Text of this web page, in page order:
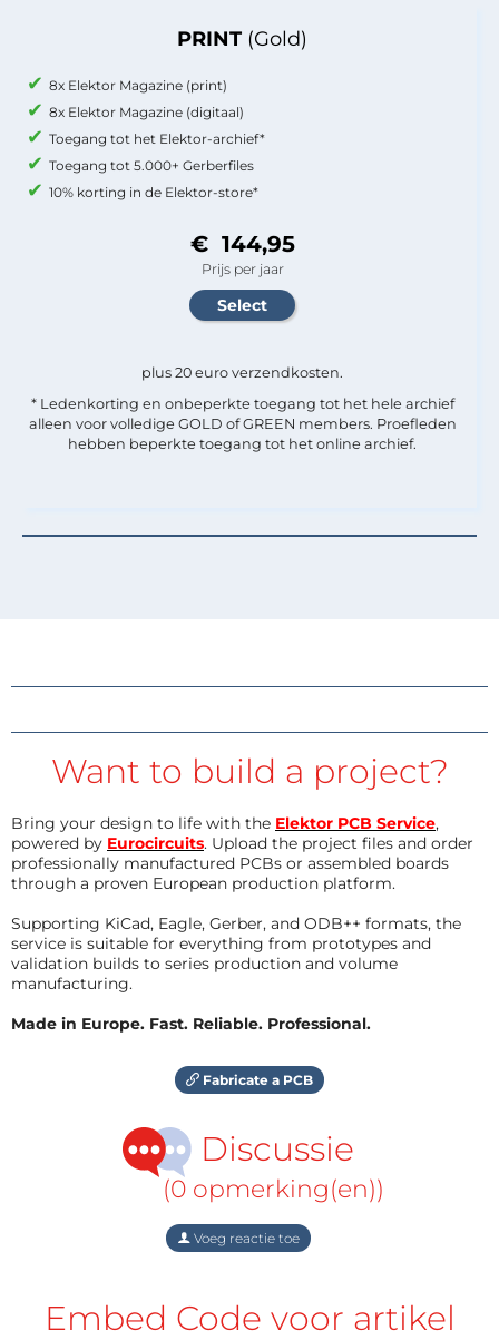
PRINT (Gold)
8x Elektor Magazine (print)
8x Elektor Magazine (digitaal)
Toegang tot het Elektor-archief*
Toegang tot 5.000+ Gerberfiles
10% korting in de Elektor-store*
€ 144,95
Prijs per jaar
plus 20 euro verzendkosten.
* Ledenkorting en onbeperkte toegang tot het hele archief
alleen voor volledige GOLD of GREEN members. Proefleden
hebben beperkte toegang tot het online archief.
Want to build a project?
Bring your design to life with the Elektor PCB Service,
powered by Eurocircuits. Upload the project files and order
professionally manufactured PCBs or assembled boards
through a proven European production platform.
Supporting KiCad, Eagle, Gerber, and ODB++ formats, the
service is suitable for everything from prototypes and
validation builds to series production and volume
manufacturing.
Made in Europe. Fast. Reliable. Professional.
Fabricate a PCB
Discussie
(0 opmerking(en))
Voeg reactie toe
Embed Code voor artikel